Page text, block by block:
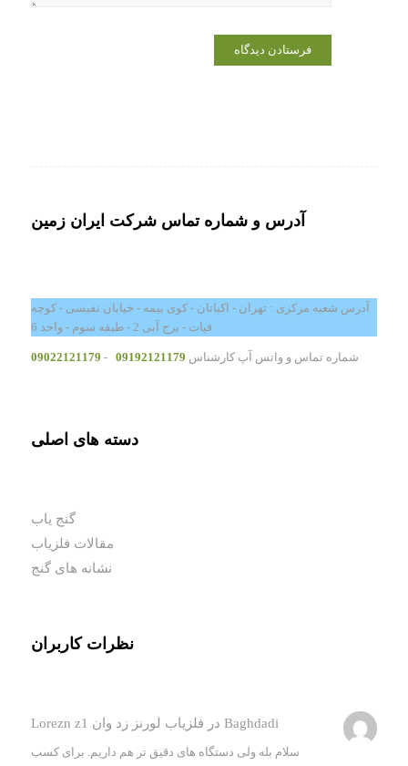
آدرس و شماره تماس شرکت ایران زمین
آدرس شعبه مرکزی : تهران - اکباتان - کوی بیمه - خیابان نفیسی - کوچه
فیات - برج آبی 2 - طبقه سوم - واحد 6
شماره تماس و واتس آپ کارشناس 09192121179
-
09022121179
دسته های اصلی
گنج یاب
مقالات فلزیاب
نشانه های گنج
نظرات کاربران
Baghdadi در فلزیاب لورنز زد وان Lorezn z1
سلام بله ولی دستگاه های دقیق تر هم داریم. برای کسب